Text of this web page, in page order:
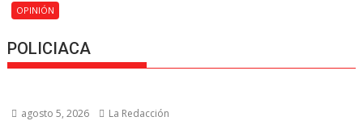
OPINIÓN
POLICIACA
agosto 5, 2026 La Redacción